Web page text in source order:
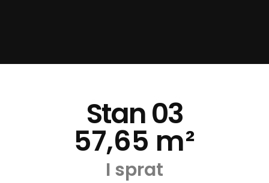
Stan 03
57,65 m²
I sprat